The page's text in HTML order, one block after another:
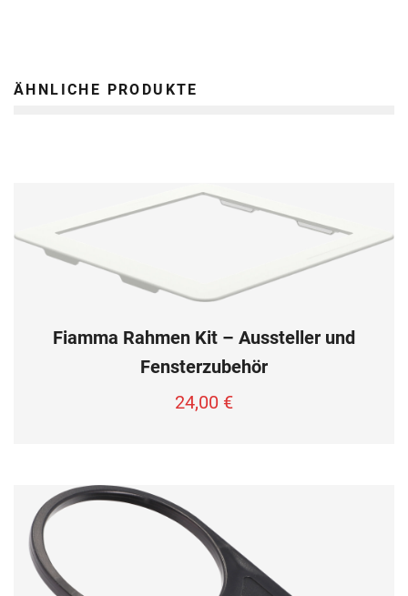
ÄHNLICHE PRODUKTE
Fiamma Rahmen Kit – Aussteller und
Fensterzubehör
24,00 €